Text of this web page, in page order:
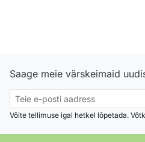
Saage meie värskeimaid
Võite tellimuse igal hetkel lõpetada.